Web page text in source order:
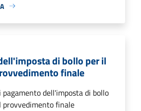
di bollo per il
finale
pagamento dell'imposta di bollo
provvedimento finale